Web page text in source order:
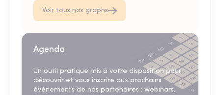
Voir tous nos graphs
Agenda
Un outil pratique mis à votre disposition pour
découvrir et vous inscrire aux prochains
événements de nos partenaires : webinars,